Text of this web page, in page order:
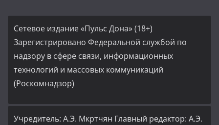
Сетевое издание «Пульс Дона» (18+)
Зарегистрировано Федеральной службой по
надзору в сфере связи, информационных
технологий и массовых коммуникаций
(Роскомнадзор)
Учредитель: А.Э. Мкртчян Главный редактор: А.Э.